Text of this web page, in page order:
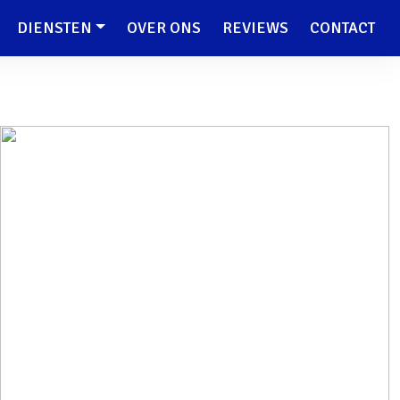
DIENSTEN OVER ONS REVIEWS CONTACT